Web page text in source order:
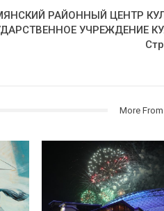
РАЙОННЫЙ ЦЕНТР
УЧРЕЖДЕНИЕ
More